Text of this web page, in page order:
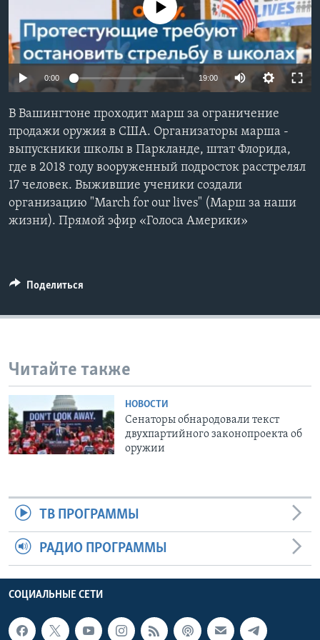
Learning English
СОЦИАЛЬНЫЕ СЕТИ
Языки
No media source currently available
0:00 19:00
В Вашингтоне проходит марш за ограничение
продажи оружия в США. Организаторы марша -
выпускники школы в Паркланде, штат Флорида,
где в 2018 году вооруженный подросток расстрелял
17 человек. Выжившие ученики создали
организацию "March for our lives" (Марш за наши
жизни). Прямой эфир «Голоса Америки»
Поделиться
Читайте также
НОВОСТИ
Сенаторы обнародовали текст
двухпартийного законопроекта об
оружии
ТВ ПРОГРАММЫ
РАДИО ПРОГРАММЫ
СОЦИАЛЬНЫЕ СЕТИ